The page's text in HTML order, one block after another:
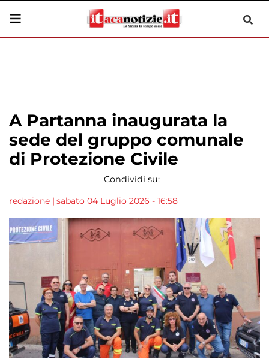
A Partanna inaugurata la
sede del gruppo comunale
di Protezione Civile
Condividi su:
redazione | sabato 04 Luglio 2026 - 16:58